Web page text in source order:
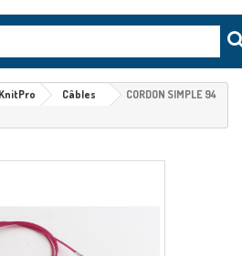
KnitPro Câbles
CORDON SIMPLE 94